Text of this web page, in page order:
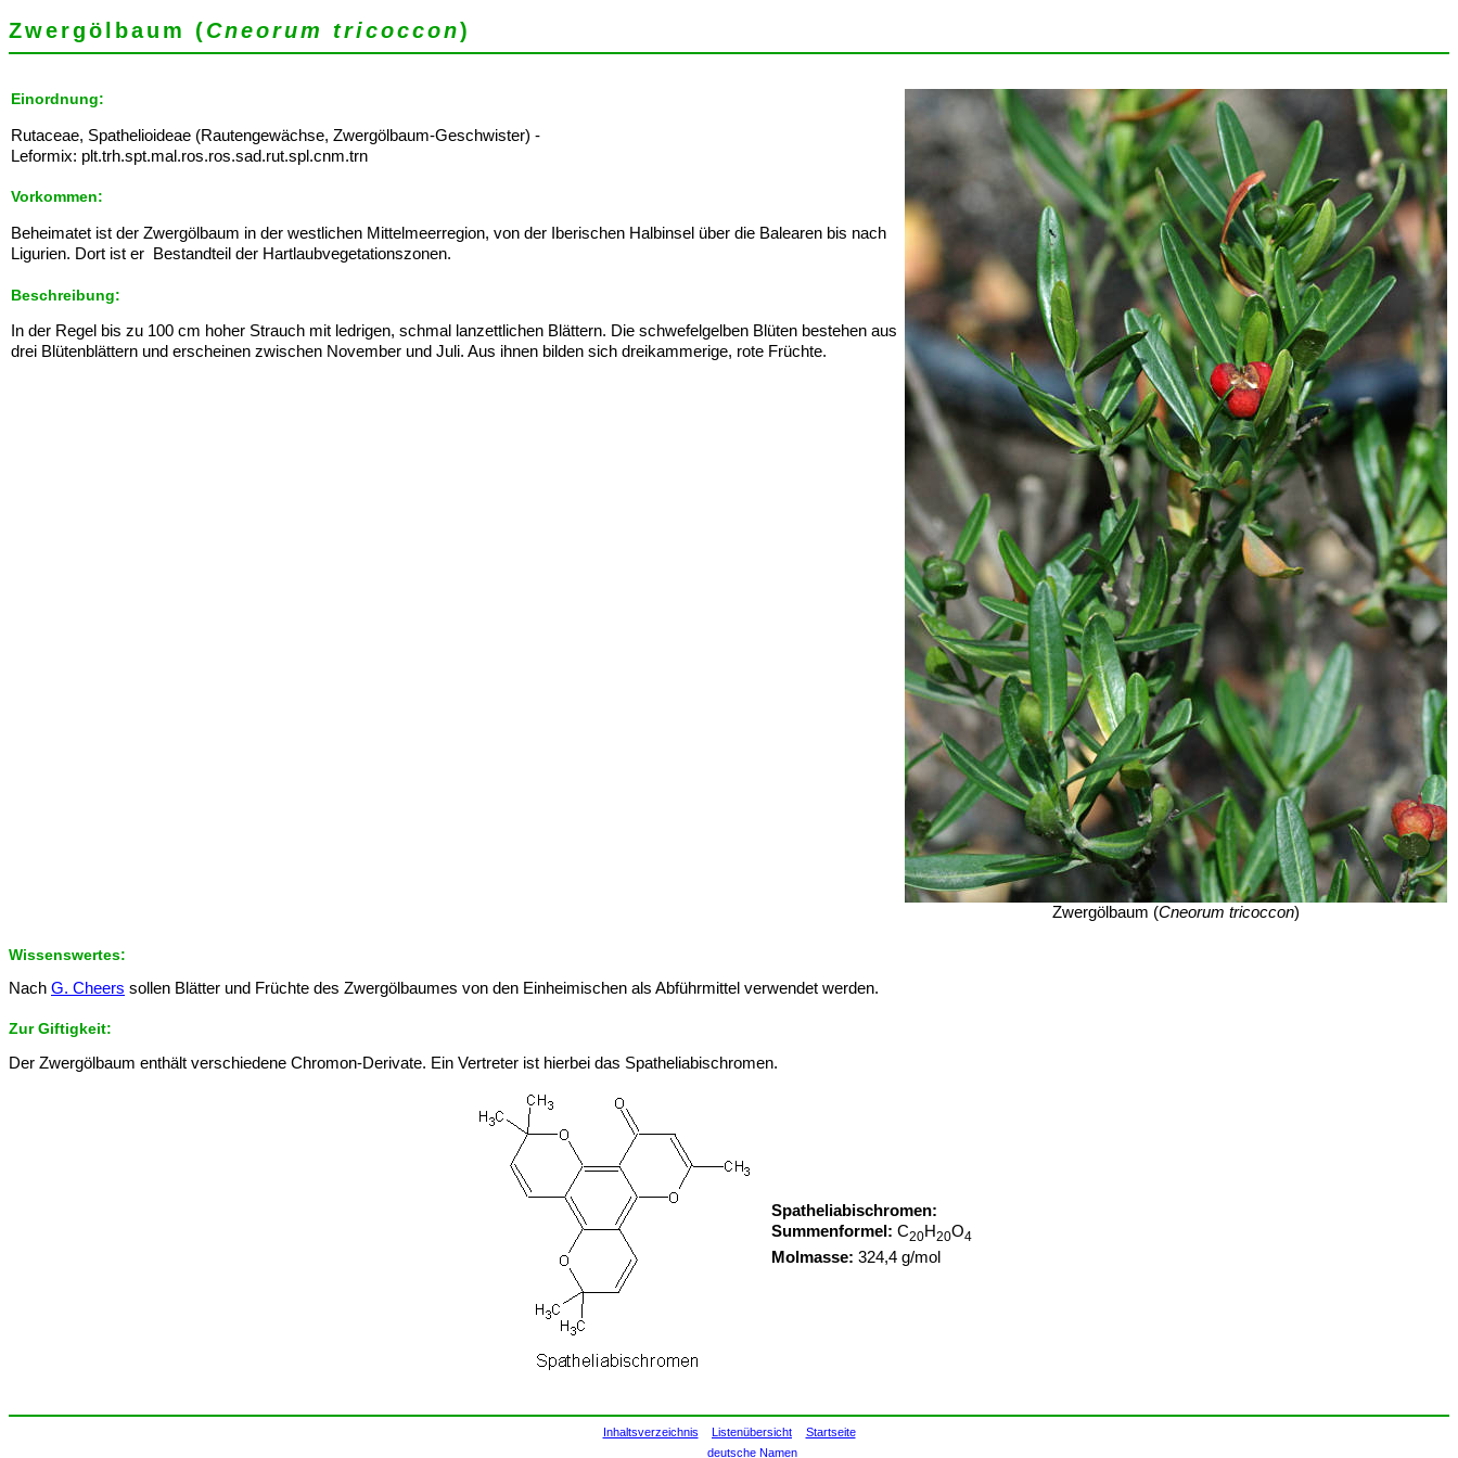
Zwergölbaum (Cneorum tricoccon)
Einordnung:
Rutaceae, Spathelioideae (Rautengewächse, Zwergölbaum-Geschwister) -
Leformix: plt.trh.spt.mal.ros.ros.sad.rut.spl.cnm.trn
Vorkommen:
Beheimatet ist der Zwergölbaum in der westlichen Mittelmeerregion, von der Iberischen Halbinsel über die Balearen bis nach
Ligurien. Dort ist er Bestandteil der Hartlaubvegetationszonen.
Beschreibung:
In der Regel bis zu 100 cm hoher Strauch mit ledrigen, schmal lanzettlichen Blättern. Die schwefelgelben Blüten bestehen aus
drei Blütenblättern und erscheinen zwischen November und Juli. Aus ihnen bilden sich dreikammerige, rote Früchte.
Zwergölbaum (Cneorum tricoccon)
Wissenswertes:
Nach G. Cheers sollen Blätter und Früchte des Zwergölbaumes von den Einheimischen als Abführmittel verwendet werden.
Zur Giftigkeit:
Der Zwergölbaum enthält verschiedene Chromon-Derivate. Ein Vertreter ist hierbei das Spatheliabischromen.
Spatheliabischromen:
Summenformel: C20H20O4
Molmasse: 324,4 g/mol
Inhaltsverzeichnis Listenübersicht
Startseite
deutsche Namen